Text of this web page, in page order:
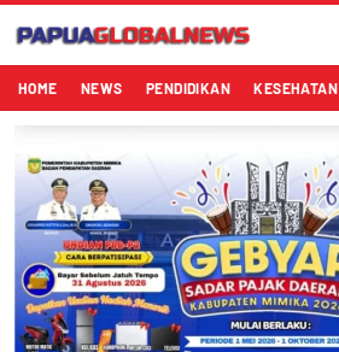
HOME NEWS PENDIDIKAN KESEHATAN